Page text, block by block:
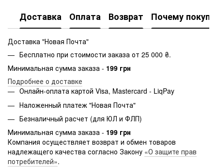
Доставка Оплата Возврат Почему
Доставка "Новая Почта"
Бесплатно при стоимости заказа от 25 000 ₴.
Минимальная сумма заказа - 199 грн
Подробнее о доставке
Онлайн-оплата картой Visa, Mastercard - LiqPay
Наложенный платеж "Новая Почта"
Безналичный расчет (для ЮЛ и ФЛП)
Минимальная сумма заказа - 199 грн
Компания осуществляет возврат и обмен товаров
надлежащего качества согласно Закону «О защите прав
потребителей».